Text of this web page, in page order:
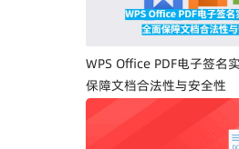
WPS Office PDF电子签名
保障文档合法性与安全性